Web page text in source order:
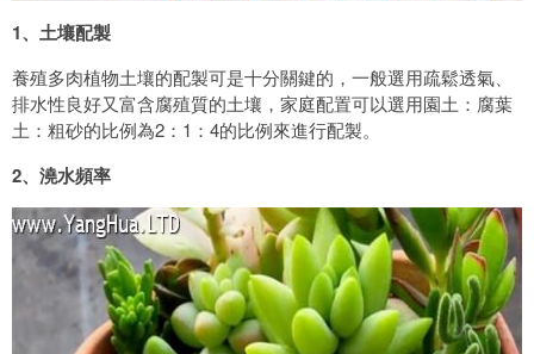
1、土壤配製
養殖多肉植物土壤的配製可是十分關鍵的，一般選用疏鬆透氣、
排水性良好又富含腐殖質的土壤，家庭配置可以選用園土：腐葉
土：粗砂的比例為2：1：4的比例來進行配製。
2、澆水頻率